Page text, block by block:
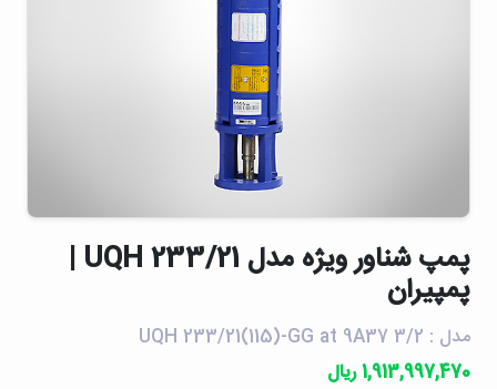
پمپ شناور ويژه مدل UQH 233/21 |
پمپیران
مدل : UQH 233/21(115)-GG at 9A37 3/2
1,913,997,470 ریال